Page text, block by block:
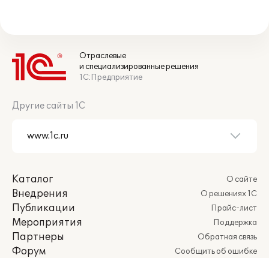
Отраслевые
и специализированные решения
1С:Предприятие
Другие сайты 1С
Каталог
Внедрения
Публикации
Мероприятия
Партнеры
Форум
О сайте
О решениях 1С
Прайс-лист
Поддержка
Обратная связь
Сообщить об ошибке